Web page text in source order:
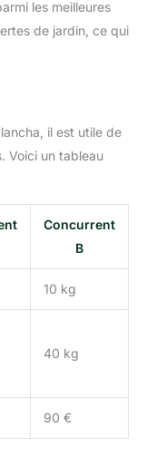
soufflage
la plupart
poids de
panneau
un
50
Facile :
sont placés
les meilleures
de jardin, ce qui
il est utile de
Voici un tableau
Concurrent
B
10 kg
40 kg
90 €